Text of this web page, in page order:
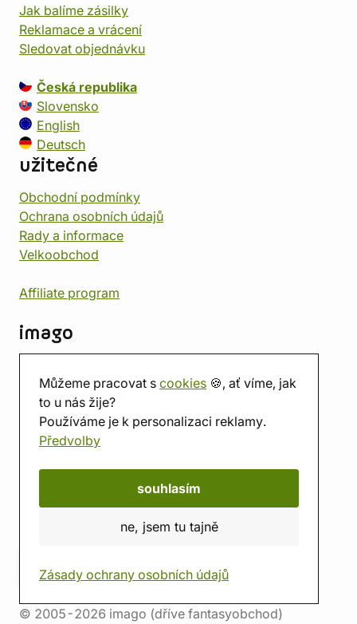
Můžeme pracovat s cookies 🍪, ať víme, jak
to u nás žije?
Používáme je k personalizaci reklamy.
Předvolby
souhlasím
ne, jsem tu tajně
Zásady ochrany osobních údajů
Jak balíme zásilky
Reklamace a vrácení
Sledovat objednávku
Česká republika
Slovensko
English
Deutsch
užitečné
Obchodní podmínky
Ochrana osobních údajů
Rady a informace
Velkoobchod
Affiliate program
imago
Prodejna
Herna
O nás
Hodnocení obchodu
© 2005-2026 imago (dříve fantasyobchod)